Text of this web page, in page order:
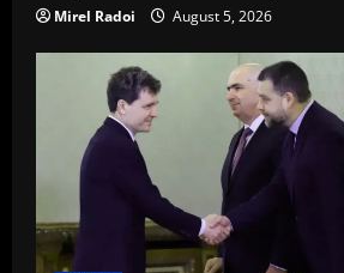
Mirel Radoi August 5, 2026